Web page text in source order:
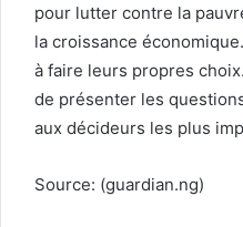
pour lutter contre la
la croissance
à faire leurs propres
de présenter les
aux décideurs les plus
Source: (guardian.ng)